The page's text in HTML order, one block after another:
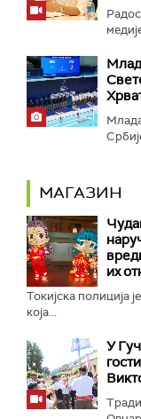
МАГАЗИН
их
Токијска полиција
која...
У